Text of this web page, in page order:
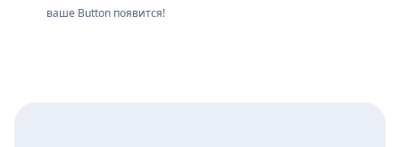
ваше Button появится!